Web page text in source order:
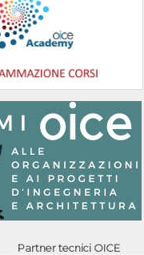
Partner tecnici OICE